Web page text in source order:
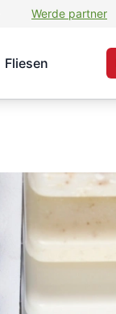
Werde partner
Fliesen